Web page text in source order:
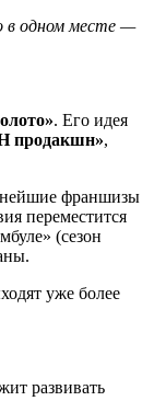
в одном месте —
. Его идея
продакшн»,
франшизы
переместится
(сезон
уже более
развивать